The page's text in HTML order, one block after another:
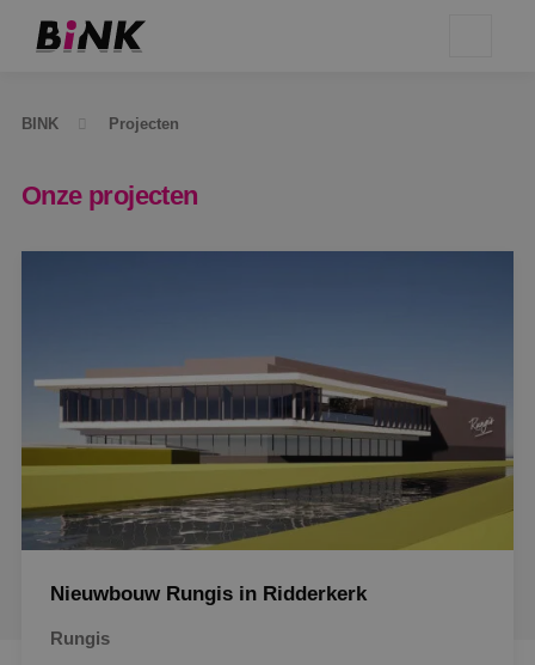
BINK Projecten
Onze projecten
Nieuwbouw Rungis in Ridderkerk
Rungis